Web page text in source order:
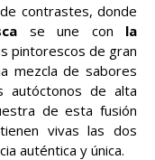
contrastes, donde
se une con la
pintorescos de gran
mezcla de sabores
autóctonos de alta
de esta fusión
vivas las dos
auténtica y única.